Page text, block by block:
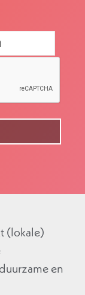
(lokale)
en